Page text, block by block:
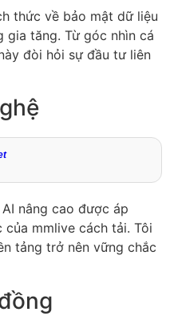
thức về bảo mật dữ liệu
gia tăng. Từ góc nhìn cá
đòi hỏi sự đầu tư liên
nâng cao được áp
mmlive cách tải. Tôi
tảng trở nên vững chắc